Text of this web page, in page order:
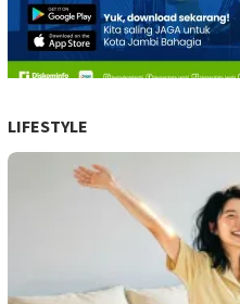
LIFESTYLE